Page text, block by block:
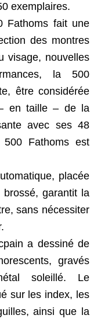
exemplaires.
Fathoms fait une
des montres
visage, nouvelles
la 500
être considérée
en taille – de la
avec ses 48
Fathoms est
placée
garantit la
sans nécessiter
a dessiné de
gravés
soleillé. Le
sur les index, les
ainsi que la